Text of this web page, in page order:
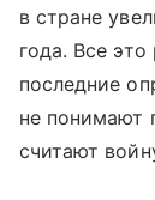
в стране
года. Все
последние
не понимают
считают